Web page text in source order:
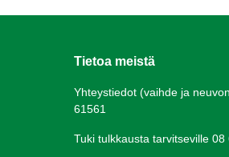
Tietoa meistä
Yhteystiedot (vaihde ja
61561
Tuki tulkkausta tarvitseville 08